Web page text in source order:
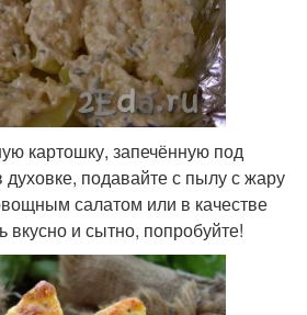
картошку, запечённую под
подавайте с пылу с жару
салатом или в качестве
вкусно и сытно, попробуйте!